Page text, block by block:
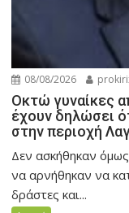
08/08/2026
Οκτώ γυναίκες
έχουν δηλώσει
στην περιοχή
Δεν ασκήθηκαν
να αρνήθηκαν να
δράστες και...